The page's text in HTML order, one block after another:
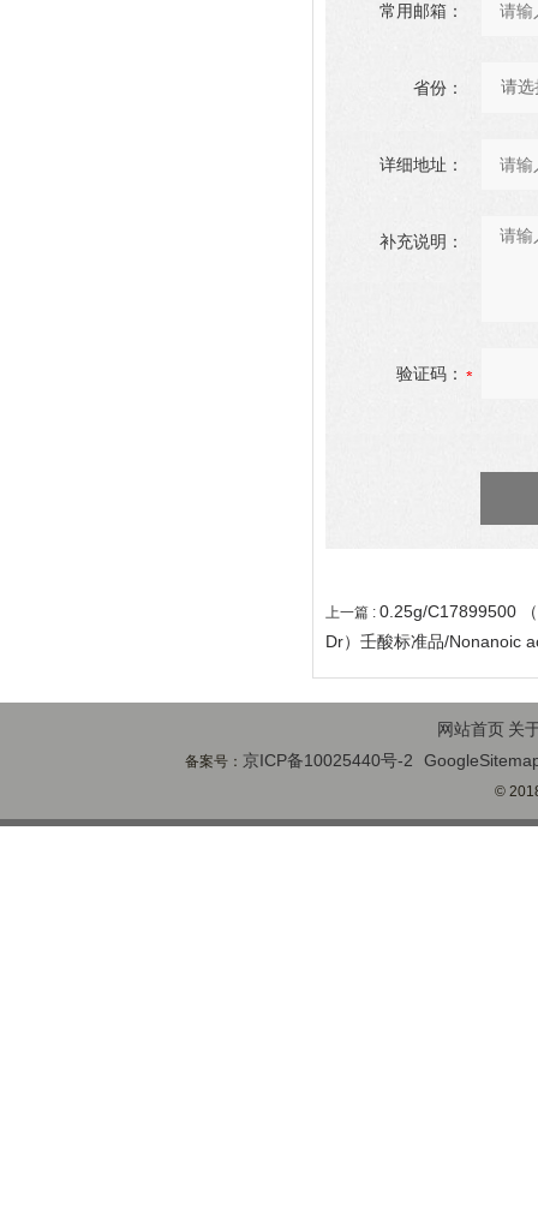
常用邮箱：
省份：
详细地址：
补充说明：
验证码：
上一篇 : 0.25g/C17899500
Dr）壬酸标准品/Nonanoic
网站首页 关
备案号： 京ICP备10025440号-2
©